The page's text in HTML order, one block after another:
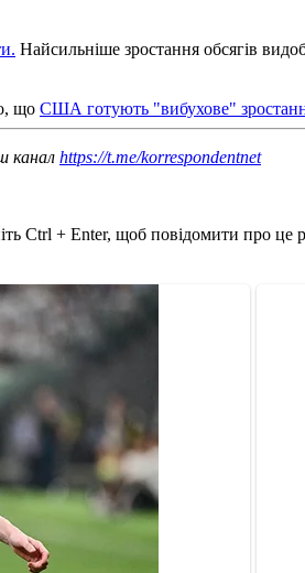
Найсильніше зростання обсягів
що США готують "вибухове"
канал https://t.me/korrespondentnet
Ctrl + Enter, щоб повідомити про це